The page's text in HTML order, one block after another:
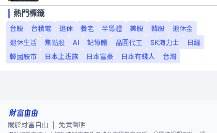
熱門標籤
台股
台積電 退休 養老 半導體 美股 韓股
退休金
退休生活
焦點股 AI 記憶體 晶圓代工 SK海力士
日經
韓國股市
日本上班族 日本富豪 日本有錢人 台灣
關於財富自由 免責聲明